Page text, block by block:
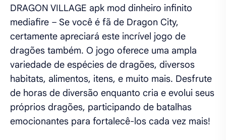
DRAGON VILLAGE apk mod dinheiro infinito
mediafire – Se você é fã de Dragon City,
certamente apreciará este incrível jogo de
dragões também. O jogo oferece uma ampla
variedade de espécies de dragões, diversos
habitats, alimentos, itens, e muito mais. Desfrute
de horas de diversão enquanto cria e evolui seus
próprios dragões, participando de batalhas
emocionantes para fortalecê-los cada vez mais!